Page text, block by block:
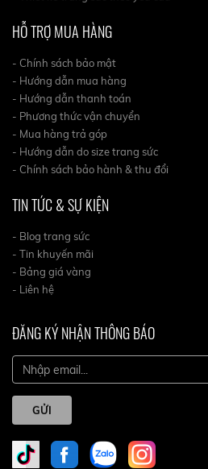
HỖ TRỢ MUA HÀNG
- Chính sách bảo mật
- Hướng dẫn mua hàng
- Hướng dẫn thanh toán
- Phương thức vận chuyển
- Mua hàng trả góp
- Hướng dẫn do size trang sức
- Chính sách bảo hành & thu đổi
TIN TỨC & SỰ KIỆN
- Blog trang sức
- Tin khuyến mãi
- Bảng giá vàng
- Liên hệ
ĐĂNG KÝ NHẬN THÔNG BÁO
GỬI